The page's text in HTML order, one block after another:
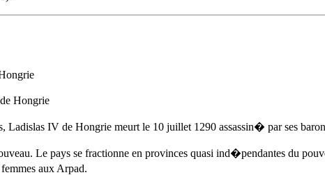
Hongrie
Ladislas IV de Hongrie meurt le 10 juillet 1290 assassin� par ses
Le pays se fractionne en provinces quasi ind�pendantes du
aux Arpad.